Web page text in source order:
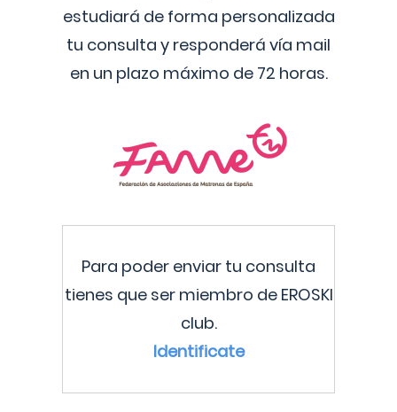
estudiará de forma personalizada
tu consulta y responderá vía mail
en un plazo máximo de 72 horas.
Para poder enviar tu consulta
tienes que ser miembro de EROSKI
club.
Identificate